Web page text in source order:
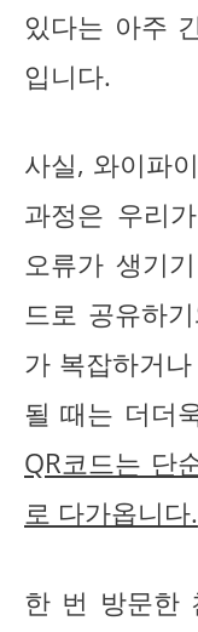
있다는 아주
입니다.
사실, 와이파
과정은 우리
오류가 생기
드로 공유하
가 복잡하거
될 때는 더더
QR코드는 단
로 다가옵니다.
한 번 방문한